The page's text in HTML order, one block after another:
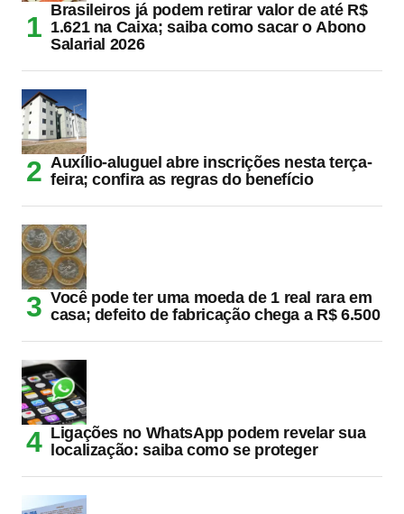
Brasileiros já podem retirar valor de até R$
1.621 na Caixa; saiba como sacar o Abono
Salarial 2026
Auxílio-aluguel abre inscrições nesta terça-
feira; confira as regras do benefício
Você pode ter uma moeda de 1 real rara em
casa; defeito de fabricação chega a R$ 6.500
Ligações no WhatsApp podem revelar sua
localização: saiba como se proteger